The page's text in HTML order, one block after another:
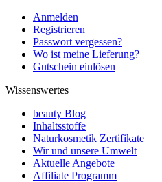
Anmelden
Registrieren
Passwort vergessen?
Wo ist meine Lieferung?
Gutschein einlösen
Wissenswertes
beauty Blog
Inhaltsstoffe
Naturkosmetik Zertifikate
Wir und unsere Umwelt
Aktuelle Angebote
Affiliate Programm